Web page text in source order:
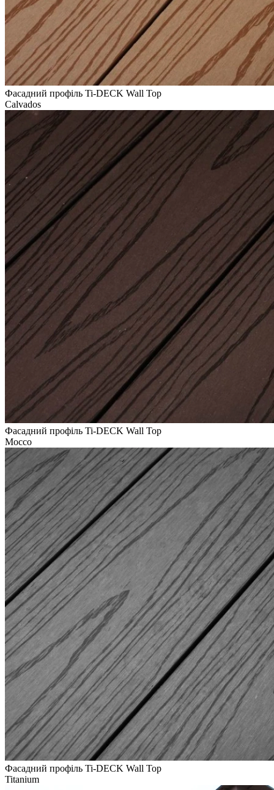
Фасадний профіль Ti-DECK Wall Top
Calvados
Фасадний профіль Ti-DECK Wall Top
Mocco
Фасадний профіль Ti-DECK Wall Top
Titanium